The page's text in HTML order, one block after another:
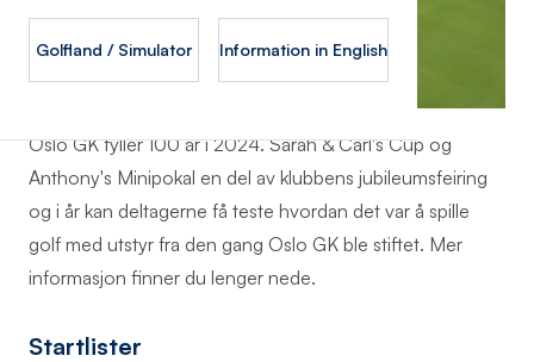
Golfland / Simulator Information in English
Oslo GK fyller 100 år i 2024. Sarah & Carl's Cup og
Anthony's Minipokal en del av klubbens jubileumsfeiring
og i år kan deltagerne få teste hvordan det var å spille
golf med utstyr fra den gang Oslo GK ble stiftet. Mer
informasjon finner du lenger nede.
Startlister